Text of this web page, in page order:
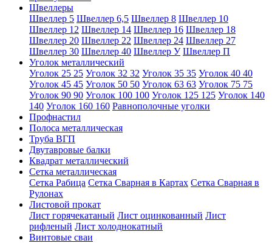
Швеллеры
Швеллер 5 Швеллер 6,5 Швеллер 8 Швеллер 10
Швеллер 12 Швеллер 14 Швеллер 16 Швеллер 18
Швеллер 20 Швеллер 22 Швеллер 24 Швеллер 27
Швеллер 30 Швеллер 40 Швеллер У Швеллер П
Уголок металлический
Уголок 25 25 Уголок 32 32 Уголок 35 35 Уголок 40 40
Уголок 45 45 Уголок 50 50 Уголок 63 63 Уголок 75 75
Уголок 90 90 Уголок 100 100 Уголок 125 125 Уголок 140
140 Уголок 160 160 Равнополочные уголки
Профнастил
Полоса металлическая
Труба ВГП
Двутавровые балки
Квадрат металлический
Сетка металлическая
Сетка Рабица Сетка Сварная в Картах Сетка Сварная в
Рулонах
Листовой прокат
Лист горячекатаный Лист оцинкованный Лист
рифленый Лист холоднокатный
Винтовые сваи